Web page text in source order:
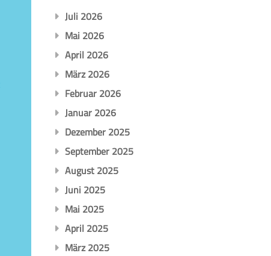
Juli 2026
Mai 2026
April 2026
März 2026
Februar 2026
Januar 2026
Dezember 2025
September 2025
August 2025
Juni 2025
Mai 2025
April 2025
März 2025